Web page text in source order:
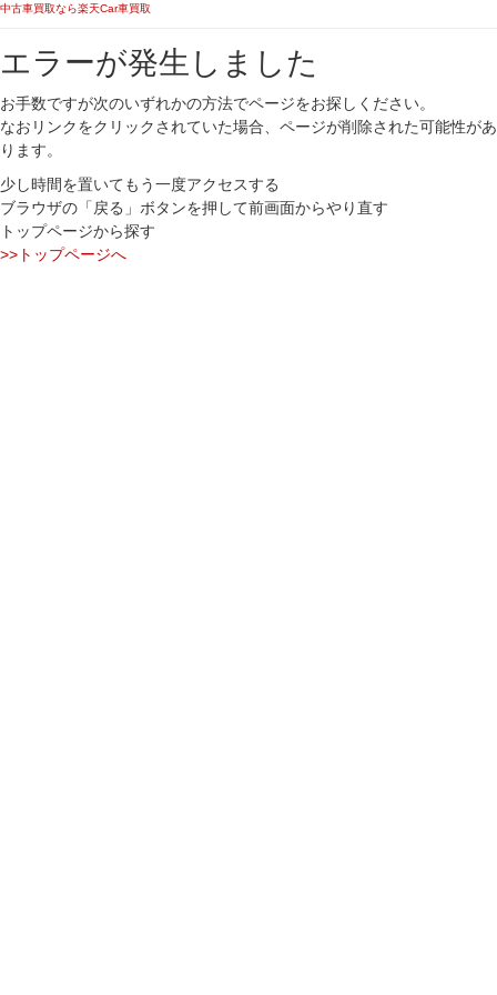
中古車買取なら楽天Car車買取
エラーが発生しました
お手数ですが次のいずれかの方法でページをお探しください。
なおリンクをクリックされていた場合、ページが削除された可能性があ
ります。
少し時間を置いてもう一度アクセスする
ブラウザの「戻る」ボタンを押して前画面からやり直す
トップページから探す
>>トップページへ